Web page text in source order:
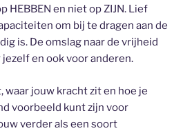
HEBBEN en niet op ZIJN. Lief
om bij te dragen aan de
is. De omslag naar de vrijheid
jezelf en ook voor anderen.
waar jouw kracht zit en hoe je
voorbeeld kunt zijn voor
verder als een soort